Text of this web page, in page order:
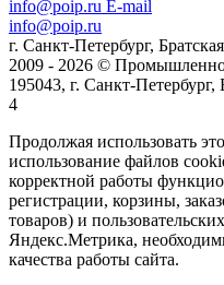
info@poip.ru E-mail
info@poip.ru
г. Санкт-Петербург,
2009 - 2026 ©
195043, г. Санкт-
4
Продолжая использовать
использование файлов
корректной работы
регистрации, корзины,
товаров) и
Яндекс.Метрика,
качества работы сайта.